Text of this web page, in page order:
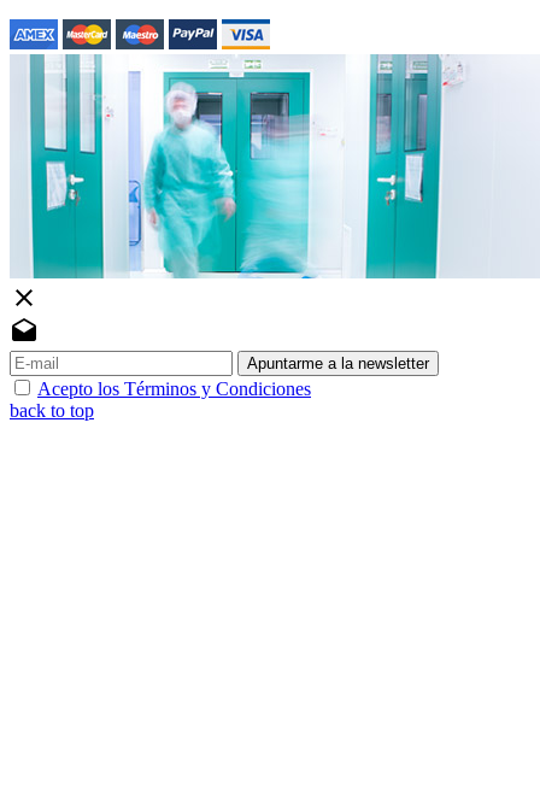
close
drafts
Apuntarme a la newsletter
Acepto los Términos y Condiciones
back to top